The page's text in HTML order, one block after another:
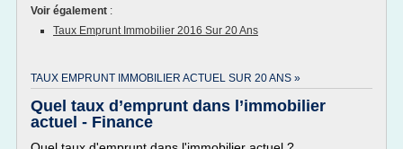
Voir également :
Taux Emprunt Immobilier 2016 Sur 20 Ans
TAUX EMPRUNT IMMOBILIER ACTUEL SUR 20 ANS »
Quel taux d’emprunt dans l’immobilier
actuel - Finance